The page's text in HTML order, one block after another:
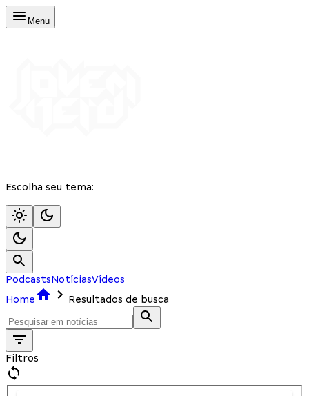
Menu
Escolha seu tema:
PodcastsNotíciasVídeos
Home
Resultados de busca
Filtros